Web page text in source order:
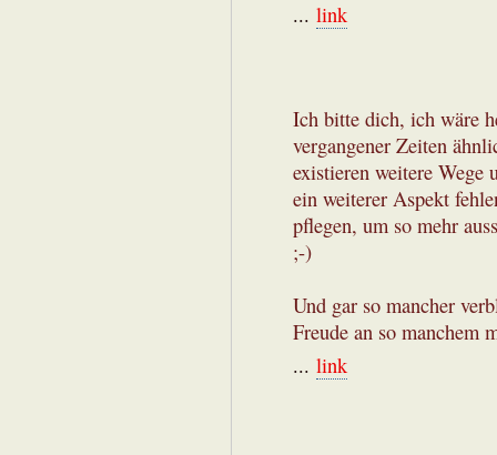
... link
Ich bitte dich, ich wäre
vergangener Zeiten
existieren weitere Wege
ein weiterer Aspekt
pflegen, um so mehr
;-)
Und gar so mancher
Freude an so manchem
... link